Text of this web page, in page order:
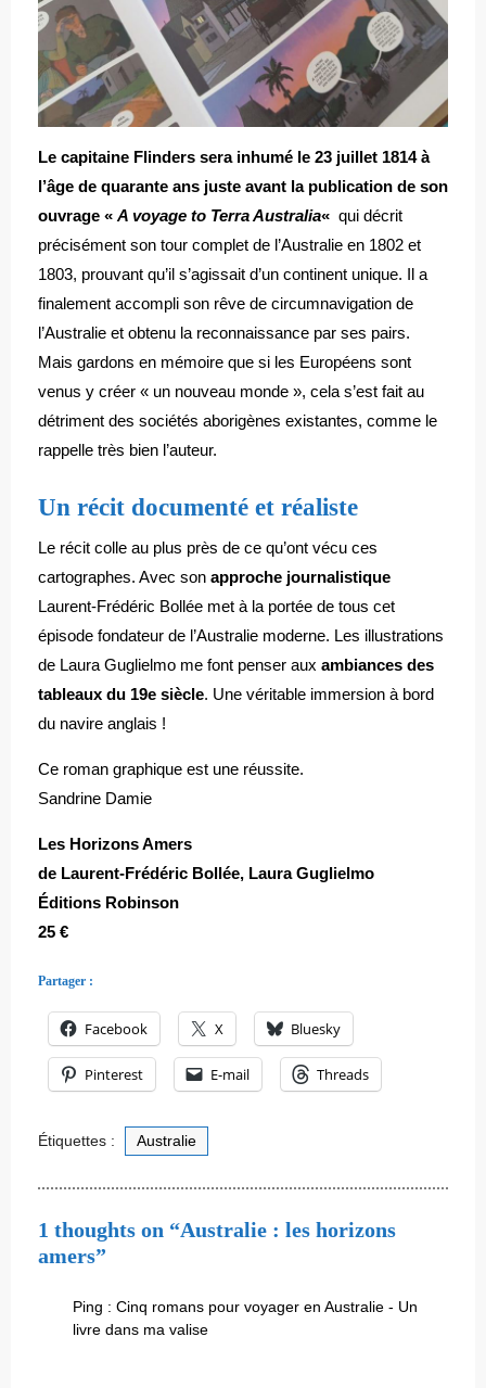
Le capitaine Flinders sera inhumé le 23 juillet 1814 à
l’âge de quarante ans juste avant la publication de son
ouvrage « A voyage to Terra Australia« qui décrit
précisément son tour complet de l’Australie en 1802 et
1803, prouvant qu’il s’agissait d’un continent unique. Il a
finalement accompli son rêve de circumnavigation de
l’Australie et obtenu la reconnaissance par ses pairs.
Mais gardons en mémoire que si les Européens sont
venus y créer « un nouveau monde », cela s’est fait au
détriment des sociétés aborigènes existantes, comme le
rappelle très bien l’auteur.
Un récit documenté et réaliste
Le récit colle au plus près de ce qu’ont vécu ces
cartographes. Avec son approche journalistique
Laurent-Frédéric Bollée met à la portée de tous cet
épisode fondateur de l’Australie moderne. Les illustrations
de Laura Guglielmo me font penser aux ambiances des
tableaux du 19e siècle. Une véritable immersion à bord
du navire anglais !
Ce roman graphique est une réussite.
Sandrine Damie
Les Horizons Amers
de Laurent-Frédéric Bollée, Laura Guglielmo
Éditions Robinson
25 €
Partager :
Facebook X Bluesky
Pinterest E-mail Threads
Étiquettes : Australie
1 thoughts on “Australie : les horizons
amers”
Ping : Cinq romans pour voyager en Australie - Un
livre dans ma valise